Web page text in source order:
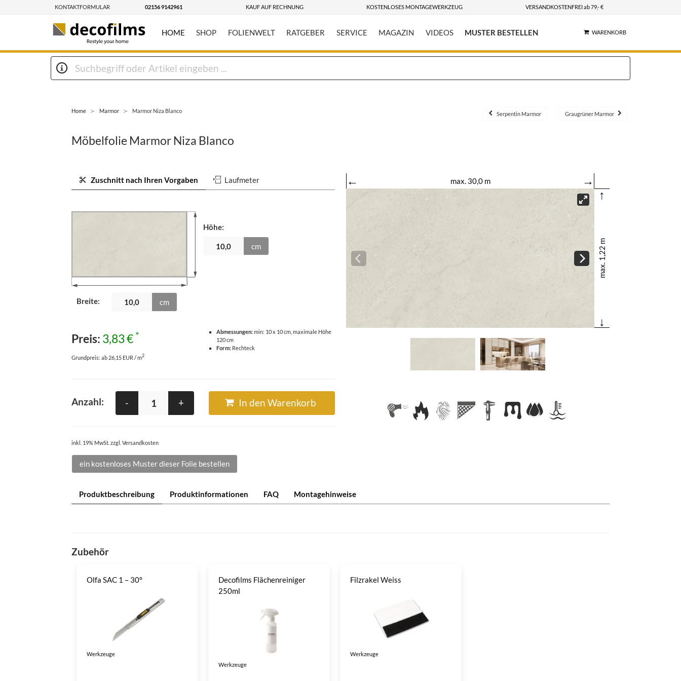
KONTAKTFORMULAR 02156 9142961 KAUF AUF RECHNUNG KOSTENLOSES MONTAGEWERKZEUG VERSANDKOSTENFREI ab 79,- €
HOME SHOP FOLIENWELT RATGEBER SERVICE MAGAZIN VIDEOS MUSTER BESTELLEN WARENKORB
Home Marmor Marmor Niza Blanco Serpentin Marmor Graugrüner Marmor
Möbelfolie Marmor Niza Blanco
Zuschnitt nach Ihren Vorgaben Laufmeter
Breite: cm
Höhe:
cm
Preis: 3,83 € *
Grundpreis: ab 26,15 EUR / m2
Abmessungen:min: 10 x 10 cm, maximale Höhe
120 cm
Form: Rechteck
Anzahl: - + In den Warenkorb
inkl. 19% MwSt. zzgl. Versandkosten
ein kostenloses Muster dieser Folie bestellen
← max. 30,0 m
→
↑
max. 1,22 m
↓
Produktbeschreibung Produktinformationen FAQ Montagehinweise
Zubehör
Olfa SAC 1 – 30°
Werkzeuge
Decofilms Flächenreiniger
250ml
Werkzeuge
Filzrakel Weiss
Werkzeuge